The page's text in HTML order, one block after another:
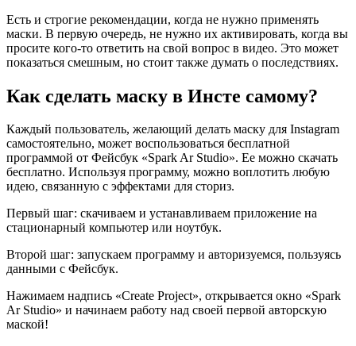
Есть и строгие рекомендации, когда не нужно применять
маски. В первую очередь, не нужно их активировать, когда вы
просите кого-то ответить на свой вопрос в видео. Это может
показаться смешным, но стоит также думать о последствиях.
Как сделать маску в Инсте самому?
Каждый пользователь, желающий делать маску для Instagram
самостоятельно, может воспользоваться бесплатной
программой от Фейсбук «Spark Ar Studio». Ее можно скачать
бесплатно. Используя программу, можно воплотить любую
идею, связанную с эффектами для сториз.
Первый шаг: скачиваем и устанавливаем приложение на
стационарный компьютер или ноутбук.
Второй шаг: запускаем программу и авторизуемся, пользуясь
данными с Фейсбук.
Нажимаем надпись «Create Project», открывается окно «Spark
Ar Studio» и начинаем работу над своей первой авторскую
маской!